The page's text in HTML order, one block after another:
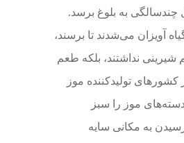
چندسالگی به بلوغ برسد.
آویزان می‌شدند تا برسند،
شیرینی نداشتند، بلکه طعم
کشورهای تولیدکننده موز
موز را سبز
به مکانی سایه